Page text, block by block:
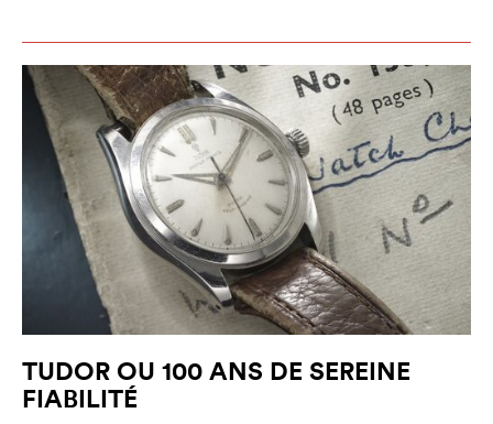
TUDOR OU 100 ANS DE SEREINE
FIABILITÉ